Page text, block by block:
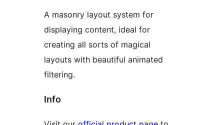
A masonry layout system for
displaying content, ideal for
creating all sorts of magical
layouts with beautiful animated
filtering.
Info